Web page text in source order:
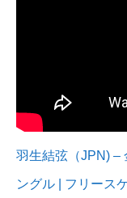
羽生結弦（JPN) –
ングル | フリース